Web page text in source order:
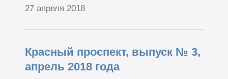
27 апреля 2018
Красный проспект, выпуск № 3,
апрель 2018 года